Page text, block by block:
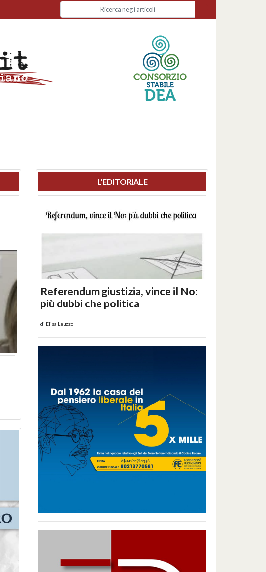
L'EDITORIALE
Referendum giustizia, vince il No:
più dubbi che politica
di Elisa Leuzzo